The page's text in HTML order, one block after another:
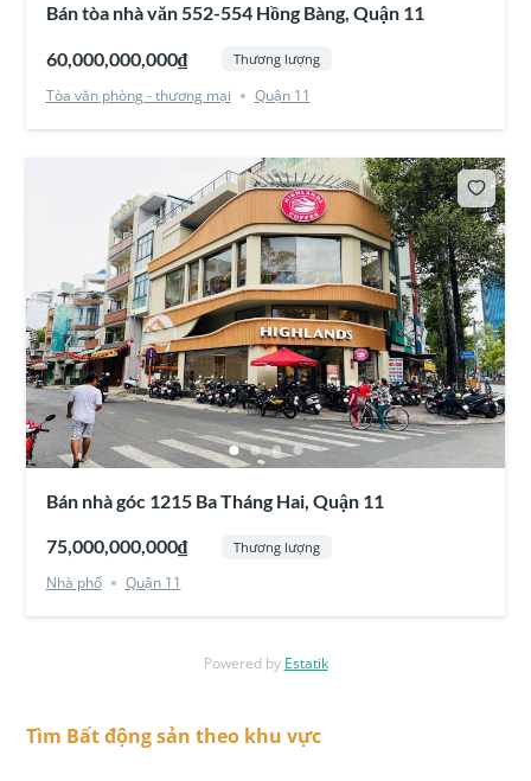
Bán tòa nhà văn 552-554 Hồng Bàng, Quận 11
60,000,000,000₫ Thương lượng
Tòa văn phòng - thương mại Quận 11
Bán nhà góc 1215 Ba Tháng Hai, Quận 11
75,000,000,000₫ Thương lượng
Nhà phố Quận 11
Powered by Estatik
Tìm Bất động sản theo khu vực